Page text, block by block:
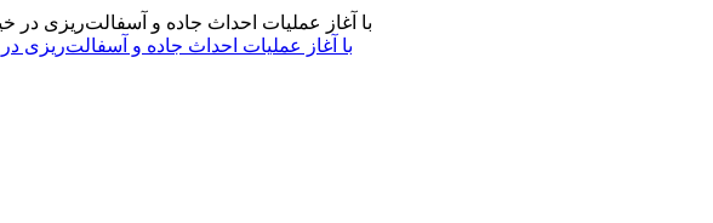
با آغاز عملیات احداث جاده و آسفالت‌ریزی